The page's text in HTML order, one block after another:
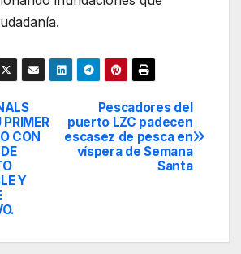
Pescadores del
puerto LZC padecen
escasez de pesca en
víspera de Semana
Santa
PRIMER
CON
Y